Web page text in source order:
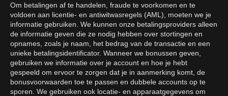
Om betalingen af te handelen, fraude te voorkomen en te
voldoen aan licentie- en antiwitwasregels (AML), moeten we je
informatie gebruiken. We kunnen onze betalingsproviders alleen
de informatie geven die ze nodig hebben over stortingen en
opnames, zoals je naam, het bedrag van de transactie en een
unieke betalingsidentificator. Wanneer we bonussen geven,
gebruiken we informatie over je account en hoe je hebt
gespeeld om ervoor te zorgen dat je in aanmerking komt, de
bonusvoorwaarden toe te passen en dubbele accounts op te
sporen. We gebruiken ook locatie- en apparaatgegevens om